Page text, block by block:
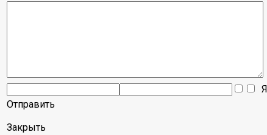
Отправить
Закрыть